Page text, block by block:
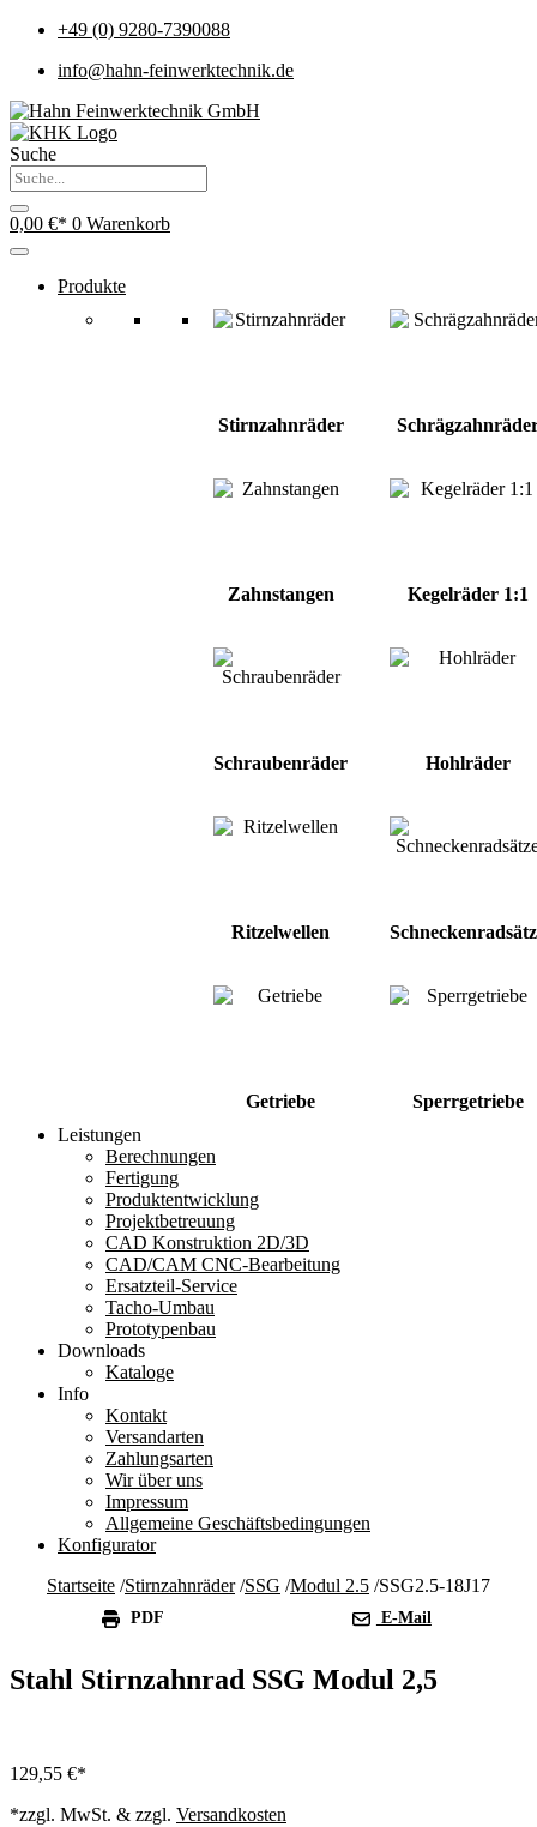
+49 (0) 9280-7390088
info@hahn-feinwerktechnik.de
Suche
0,00 € 0 Warenkorb
Produkte
Stirnzahnräder
Zahnstangen Kegelräder 1:1
Schraubenräder Hohlräder
Ritzelwellen
Getriebe
Sperrgetriebe
Leistungen
Berechnungen
Fertigung
Produktentwicklung
Projektbetreuung
CAD Konstruktion 2D/3D
CAD/CAM CNC-Bearbeitung
Ersatzteil-Service
Tacho-Umbau
Prototypenbau
Downloads
Kataloge
Info
Kontakt
Versandarten
Zahlungsarten
Wir über uns
Impressum
Allgemeine Geschäftsbedingungen
Konfigurator
Startseite /Stirnzahnräder/SSG /Modul 2.5 /SSG2.5-18J17
PDF E-Mail
Stahl Stirnzahnrad SSG Modul 2,5
129,55 €
*zzgl. MwSt. & zzgl. Versandkosten